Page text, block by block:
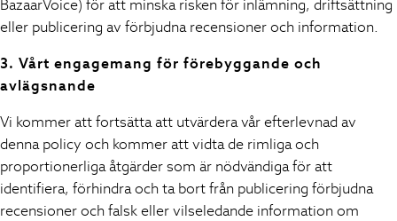
Pram Shoes
School Shoes
Boots
Wellies
Wide Fit
All Underwear
New In
Nighties
Pyjamas
BazaarVoice) för att minska risken för inlämning, driftsättning
eller publicering av förbjudna recensioner och information.
3. Vårt engagemang för förebyggande och
avlägsnande
Vi kommer att fortsätta att utvärdera vår efterlevnad av
denna policy och kommer att vidta de rimliga och
proportionerliga åtgärder som är nödvändiga för att
identifiera, förhindra och ta bort från publicering förbjudna
recensioner och falsk eller vilseledande information om